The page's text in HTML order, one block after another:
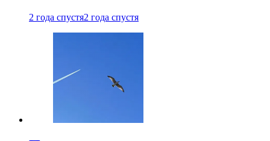
2 года спустя2 года спустя